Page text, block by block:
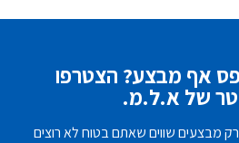
אף מבצע? הצטרפו
של א.ל.מ.
מבצעים שווים שאתם בטוח לא רוצים